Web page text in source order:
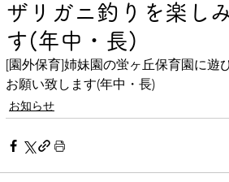
ザリガニ釣りを楽し
す(年中・長)
[園外保育]姉妹園の蛍ヶ丘保育園に遊
お願い致します(年中・長)
お知らせ